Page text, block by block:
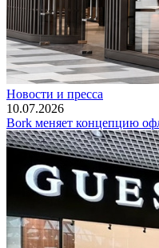
Новости и пресса
10.07.2026
Bork меняет концепцию